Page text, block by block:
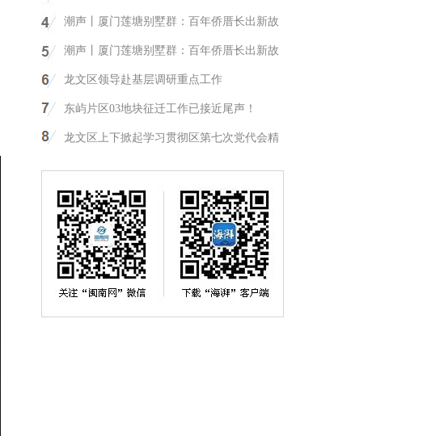
潮声丨厦门莲塘别墅群：百年侨厝长出新故
潮声丨厦门莲塘别墅群：百年侨厝长出新故
龙文区领导赴基层调研重点工作
东屿片区03地块征迁工作已接近尾声！
龙文区上下掀起学习贯彻区第七次党代会精